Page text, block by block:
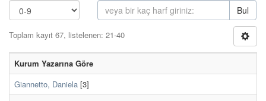
Bul
Toplam kayıt 67, listelenen: 21-40
Kurum Yazarına Göre
Giannetto, Daniela [3]